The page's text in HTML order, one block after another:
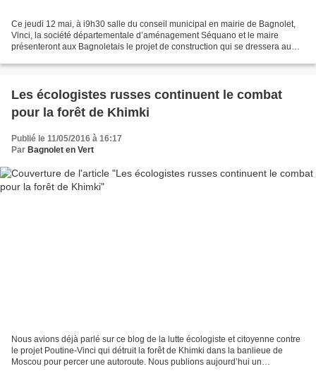
Ce jeudi 12 mai, à i9h30 salle du conseil municipal en mairie de Bagnolet,
Vinci, la société départementale d’aménagement Séquano et le maire
présenteront aux Bagnoletais le projet de construction qui se dressera au
Les écologistes russes continuent le combat
pour la forêt de Khimki
Publié le 11/05/2016 à 16:17
Par Bagnolet en Vert
Nous avions déjà parlé sur ce blog de la lutte écologiste et citoyenne contre
le projet Poutine-Vinci qui détruit la forêt de Khimki dans la banlieue de
Moscou pour percer une autoroute. Nous publions aujourd’hui un